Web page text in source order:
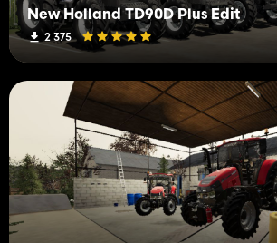
New Holland TD90D Plus Edit
2 375